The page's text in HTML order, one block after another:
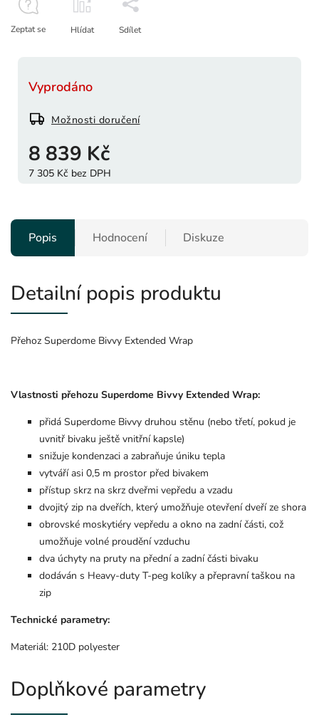
8 839 Kč
7 305 Kč bez DPH
Vyprodáno
Možnosti doručení
Zeptat se Hlídat Sdílet
Popis Hodnocení Diskuze
Detailní popis produktu
Přehoz Superdome Bivvy Extended Wrap
Vlastnosti přehozu Superdome Bivvy Extended Wrap:
přidá Superdome Bivvy druhou stěnu (nebo třetí, pokud je
uvnitř bivaku ještě vnitřní kapsle)
snižuje kondenzaci a zabraňuje úniku tepla
vytváří asi 0,5 m prostor před bivakem
přístup skrz na skrz dveřmi vepředu a vzadu
dvojitý zip na dveřích, který umožňuje otevření dveří ze shora
obrovské moskytiéry vepředu a okno na zadní části, což
umožňuje volné proudění vzduchu
dva úchyty na pruty na přední a zadní části bivaku
dodáván s Heavy-duty T-peg kolíky a přepravní taškou na
zip
Technické parametry:
Materiál: 210D polyester
Doplňkové parametry